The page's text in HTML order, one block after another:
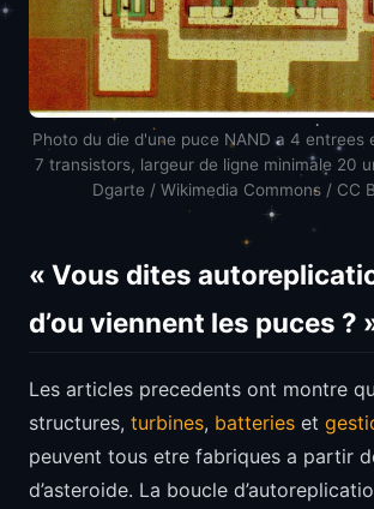
Photo du die d'une puce NAND a 4
7 transistors, largeur de ligne minimale 20
Dgarte / Wikimedia Commons / CC
« Vous dites
d’ou viennent les puces ?
Les articles precedents ont montre
structures, turbines, batteries et
peuvent tous etre fabriques a partir
d’asteroide. La boucle